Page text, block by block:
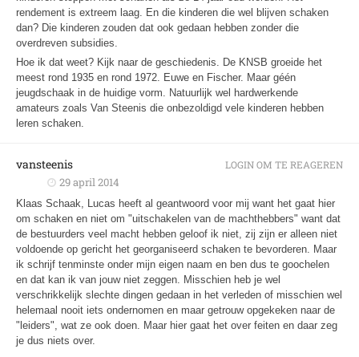
rendement is extreem laag. En die kinderen die wel blijven schaken
dan? Die kinderen zouden dat ook gedaan hebben zonder die
overdreven subsidies.
Hoe ik dat weet? Kijk naar de geschiedenis. De KNSB groeide het
meest rond 1935 en rond 1972. Euwe en Fischer. Maar géén
jeugdschaak in de huidige vorm. Natuurlijk wel hardwerkende
amateurs zoals Van Steenis die onbezoldigd vele kinderen hebben
leren schaken.
vansteenis
29 april 2014
Klaas Schaak, Lucas heeft al geantwoord voor mij want het gaat hier
om schaken en niet om "uitschakelen van de machthebbers" want dat
de bestuurders veel macht hebben geloof ik niet, zij zijn er alleen niet
voldoende op gericht het georganiseerd schaken te bevorderen. Maar
ik schrijf tenminste onder mijn eigen naam en ben dus te goochelen
en dat kan ik van jouw niet zeggen. Misschien heb je wel
verschrikkelijk slechte dingen gedaan in het verleden of misschien wel
helemaal nooit iets ondernomen en maar getrouw opgekeken naar de
"leiders", wat ze ook doen. Maar hier gaat het over feiten en daar zeg
je dus niets over.
LOGIN OM TE REAGEREN